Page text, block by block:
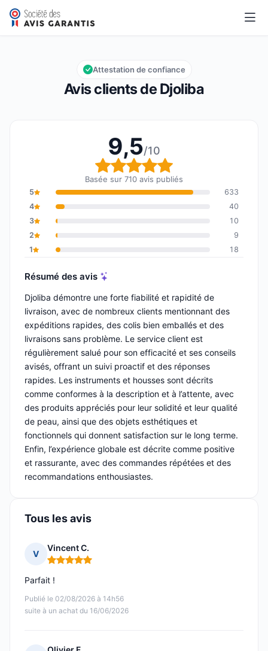
Djoliba
Note globale : 9,5 sur 10
9,5/10
Avis clients de Djoliba
Attestation de confiance
9,5/10
Note globale : 9,5 sur
Basée sur 710 avis publiés
5
633
4
40
3
10
2
9
1
18
Résumé des avis
Djoliba démontre une forte fiabilité et rapidité de
livraison, avec de nombreux clients mentionnant des
expéditions rapides, des colis bien emballés et des
livraisons sans problème. Le service client est
régulièrement salué pour son efficacité et ses conseils
avisés, offrant un suivi proactif et des réponses
rapides. Les instruments et housses sont décrits
comme conformes à la description et à l’attente, avec
des produits appréciés pour leur solidité et leur qualité
de peau, ainsi que des objets esthétiques et
fonctionnels qui donnent satisfaction sur le long terme.
Enfin, l’expérience globale est décrite comme positive
et rassurante, avec des commandes répétées et des
recommandations enthousiastes.
Tous les avis
V
Vincent C.
Note : 5 sur 5
Publié le 02/08/2026 à 14h56
suite à un achat du 16/06/2026
Parfait !